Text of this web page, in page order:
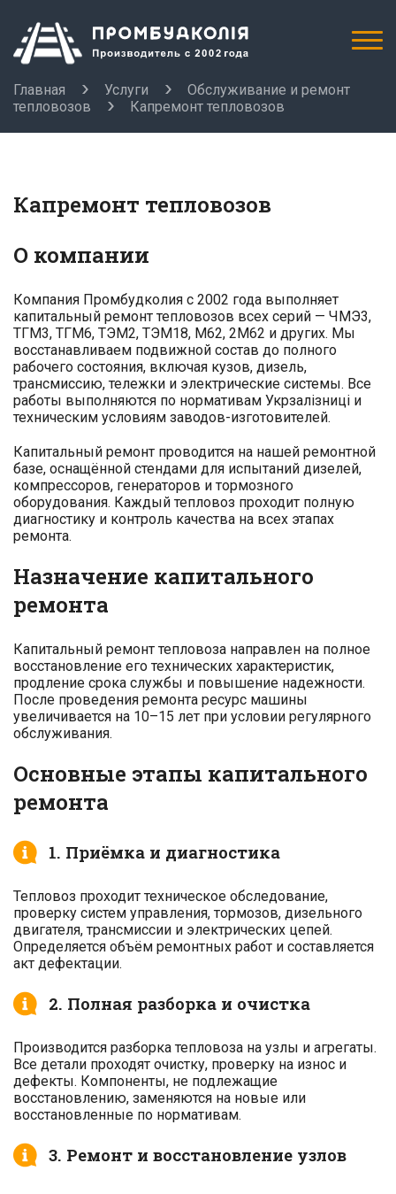
Главная Услуги
Обслуживание и ремонт
тепловозов
Капремонт тепловозов
Капремонт тепловозов
О компании
Компания Промбудколия с 2002 года выполняет
капитальный ремонт тепловозов всех серий — ЧМЭ3,
ТГМ3, ТГМ6, ТЭМ2, ТЭМ18, М62, 2М62 и других. Мы
восстанавливаем подвижной состав до полного
рабочего состояния, включая кузов, дизель,
трансмиссию, тележки и электрические системы. Все
работы выполняются по нормативам Укрзалізниці и
техническим условиям заводов-изготовителей.
Капитальный ремонт проводится на нашей ремонтной
базе, оснащённой стендами для испытаний дизелей,
компрессоров, генераторов и тормозного
оборудования. Каждый тепловоз проходит полную
диагностику и контроль качества на всех этапах
ремонта.
Назначение капитального
ремонта
Капитальный ремонт тепловоза направлен на полное
восстановление его технических характеристик,
продление срока службы и повышение надежности.
После проведения ремонта ресурс машины
увеличивается на 10–15 лет при условии регулярного
обслуживания.
Основные этапы капитального
ремонта
1. Приёмка и диагностика
Тепловоз проходит техническое обследование,
проверку систем управления, тормозов, дизельного
двигателя, трансмиссии и электрических цепей.
Определяется объём ремонтных работ и составляется
акт дефектации.
2. Полная разборка и очистка
Производится разборка тепловоза на узлы и агрегаты.
Все детали проходят очистку, проверку на износ и
дефекты. Компоненты, не подлежащие
восстановлению, заменяются на новые или
восстановленные по нормативам.
3. Ремонт и восстановление узлов